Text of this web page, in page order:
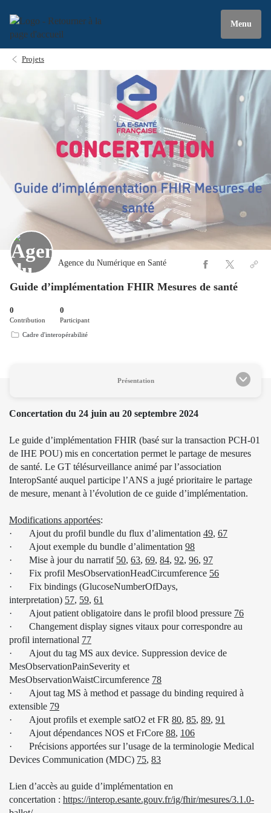
Menu
Projets
Agence du Numérique en Santé
Guide d’implémentation FHIR Mesures de santé
0
Contribution
0
Participant
Cadre d'interopérabilité
Présentation
Concertation du 24 juin au 20 septembre 2024
Le guide d’implémentation FHIR (basé sur la transaction PCH-01
de IHE POU) mis en concertation permet le partage de mesures
de santé. Le GT télésurveillance animé par l’association
InteropSanté auquel participe l’ANS a jugé prioritaire le partage
de mesure, menant à l’évolution de ce guide d’implémentation.
Modifications apportées:
·
Ajout du profil bundle du flux d’alimentation 49, 67
·
Ajout exemple du bundle d’alimentation 98
·
Mise à jour du narratif 50, 63, 69, 84, 92, 96, 97
·
Fix profil MesObservationHeadCircumference 56
·
Fix bindings (GlucoseNumberOfDays,
interpretation) 57, 59, 61
·
Ajout patient obligatoire dans le profil blood pressure 76
·
Changement display signes vitaux pour correspondre au
profil international 77
·
Ajout du tag MS aux device. Suppression device de
MesObservationPainSeverity et
MesObservationWaistCircumference 78
·
Ajout tag MS à method et passage du binding required à
extensible 79
·
Ajout profils et exemple satO2 et FR 80, 85, 89, 91
·
Ajout dépendances NOS et FrCore 88, 106
·
Précisions apportées sur l’usage de la terminologie Medical
Devices Communication (MDC) 75, 83
Lien d’accès au guide d’implémentation en
concertation : https://interop.esante.gouv.fr/ig/fhir/mesures/3.1.0-